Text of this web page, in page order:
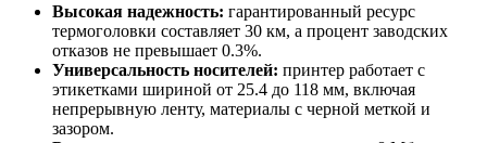
Высокая надежность: гарантированный ресурс
термоголовки составляет 30 км, а процент заводских
отказов не превышает 0.3%.
Универсальность носителей: принтер работает с
этикетками шириной от 25.4 до 118 мм, включая
непрерывную ленту, материалы с черной меткой и
зазором.